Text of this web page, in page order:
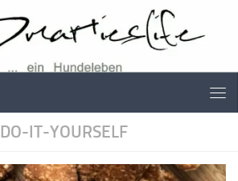
DO-IT-YOURSELF